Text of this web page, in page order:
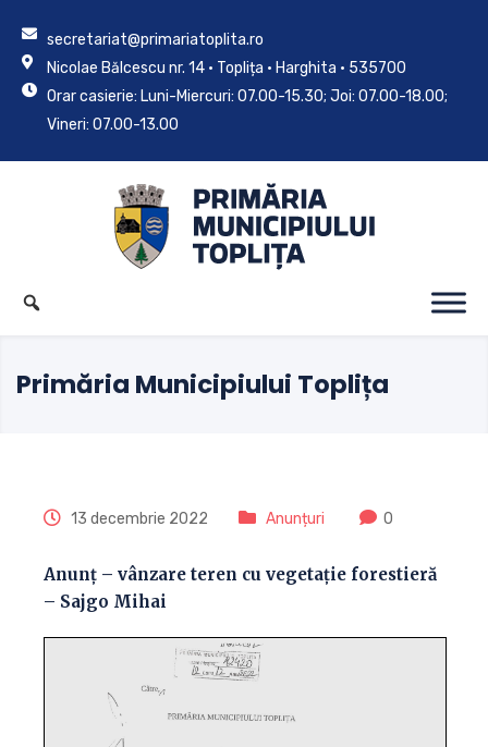
secretariat@primariatoplita.ro
Nicolae Bălcescu nr. 14 • Toplița • Harghita • 535700
Orar casierie: Luni-Miercuri: 07.00-15.30; Joi: 07.00-18.00;
Vineri: 07.00-13.00
Primăria Municipiului Toplița
13 decembrie 2022 Anunțuri 0
Anunț – vânzare teren cu vegetație forestieră
– Sajgo Mihai